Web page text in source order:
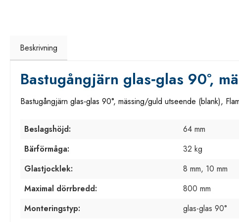
Beskrivning
Bastugångjärn glas‑glas 90°,
Bastugångjärn glas‑glas 90°, mässing/guld utseende (blank),
Beslagshöjd:
64 mm
Bärförmåga:
32 kg
Glastjocklek:
8 mm, 10 mm
Maximal dörrbredd:
800 mm
Monteringstyp:
glas-glas 90°